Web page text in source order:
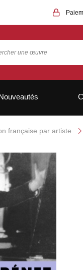
française par artiste